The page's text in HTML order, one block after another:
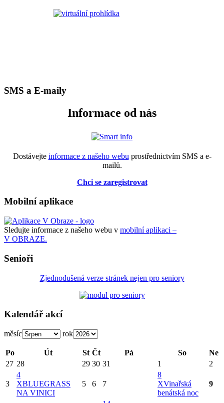
SMS a E-maily
Informace od nás
Dostávejte informace z našeho webu prostřednictvím SMS a e-
mailů.
Chci se zaregistrovat
Mobilní aplikace
Sledujte informace z našeho webu v mobilní aplikaci –
V OBRAZE.
Senioři
Zjednodušená verze stránek nejen pro seniory
Kalendář akcí
měsíc rok
Po Út St Čt Pá So
Ne
27 28 29 30 31 1 2
3
4
XBLUEGRASS
NA VINICI
5 6 7
8
XVinařská
benátská noc
9